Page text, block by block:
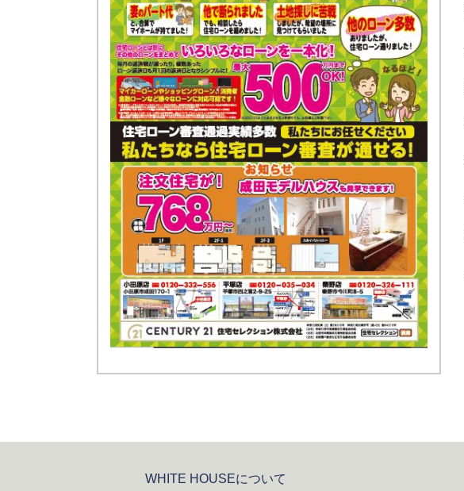
WHITE HOUSEについて